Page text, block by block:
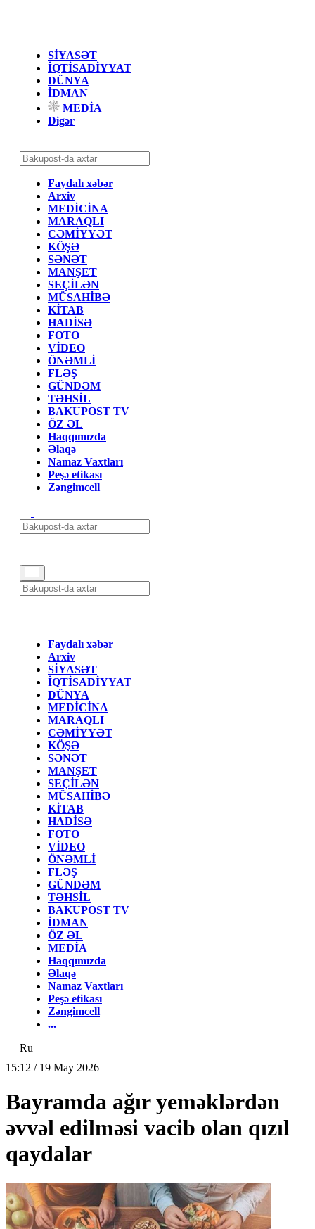
SİYASƏT
İQTİSADİYYAT
DÜNYA
İDMAN
MEDİA
Digər
Faydalı xəbər
Arxiv
MEDİCİNA
MARAQLI
CƏMİYYƏT
KÖŞƏ
SƏNƏT
MANŞET
SEÇİLƏN
MÜSAHİBƏ
KİTAB
HADİSƏ
FOTO
VİDEO
ÖNƏMLİ
FLƏŞ
GÜNDƏM
TƏHSİL
BAKUPOST TV
ÖZ ƏL
Haqqımızda
Əlaqə
Namaz Vaxtları
Peşə etikası
Zəngimcell
Faydalı xəbər
Arxiv
SİYASƏT
İQTİSADİYYAT
DÜNYA
MEDİCİNA
MARAQLI
CƏMİYYƏT
KÖŞƏ
SƏNƏT
MANŞET
SEÇİLƏN
MÜSAHİBƏ
KİTAB
HADİSƏ
FOTO
VİDEO
ÖNƏMLİ
FLƏŞ
GÜNDƏM
TƏHSİL
BAKUPOST TV
İDMAN
ÖZ ƏL
MEDİA
Haqqımızda
Əlaqə
Namaz Vaxtları
Peşə etikası
Zəngimcell
...
Ru
15:12 / 19 May 2026
Bayramda ağır yeməklərdən
əvvəl edilməsi vacib olan qızıl
qaydalar